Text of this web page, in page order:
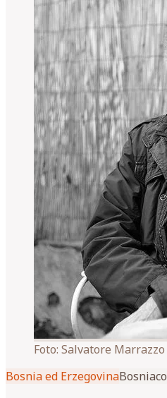
Foto: Salvatore Marrazzo
Bosnia ed ErzegovinaBosniaco